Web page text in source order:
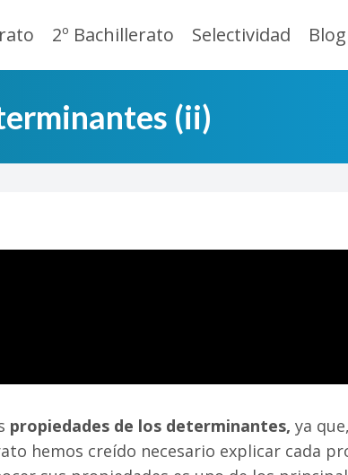
2º Bachillerato Selectividad Blog
(ii)
propiedades de los determinantes, ya
hemos creído necesario explicar cada